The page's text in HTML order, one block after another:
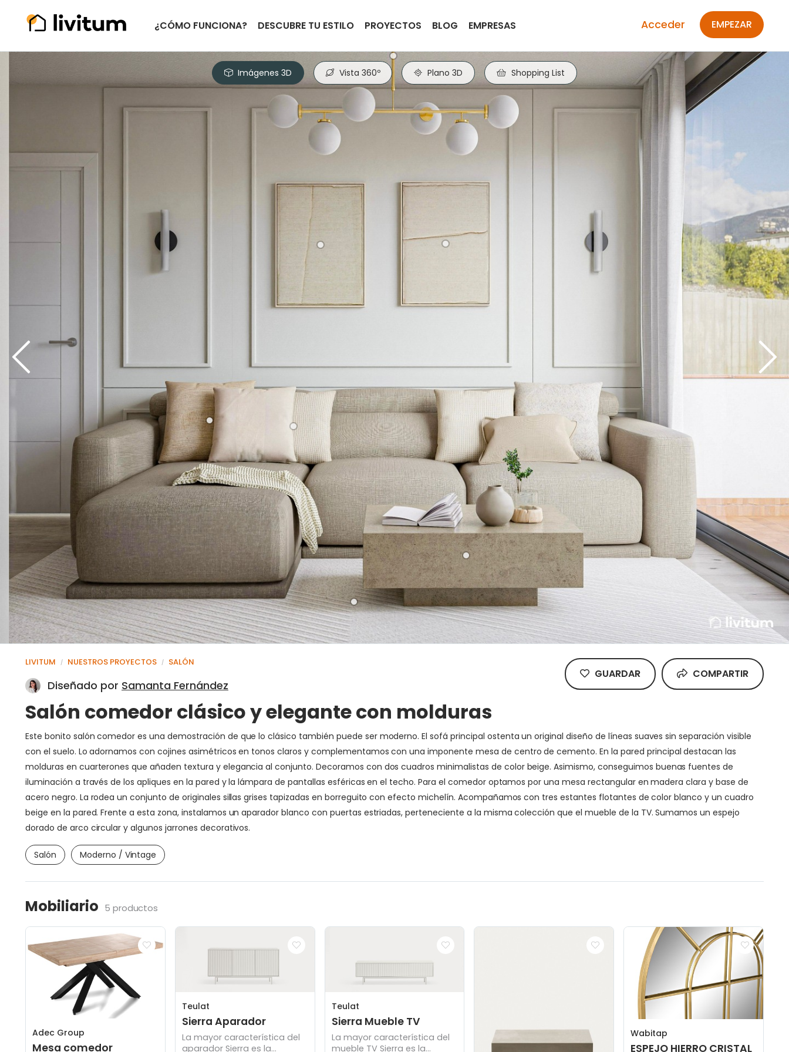
¿CÓMO FUNCIONA? DESCUBRE TU ESTILO PROYECTOS BLOG EMPRESAS EMPEZAR
Acceder
Imágenes 3D Vista 360º Plano 3D Shopping List
LIVITUM / NUESTROS PROYECTOS / SALÓN
Diseñado por Samanta Fernández
Salón comedor clásico y elegante con molduras
GUARDAR COMPARTIR
Este bonito salón comedor es una demostración de que lo clásico también puede ser moderno. El sofá principal ostenta un original diseño de líneas suaves sin separación visible
con el suelo. Lo adornamos con cojines asimétricos en tonos claros y complementamos con una imponente mesa de centro de cemento. En la pared principal destacan las
molduras en cuarterones que añaden textura y elegancia al conjunto. Decoramos con dos cuadros minimalistas de color beige. Asimismo, conseguimos buenas fuentes de
iluminación a través de los apliques en la pared y la lámpara de pantallas esféricas en el techo. Para el comedor optamos por una mesa rectangular en madera clara y base de
acero negro. La rodea un conjunto de originales sillas grises tapizadas en borreguito con efecto michelín. Acompañamos con tres estantes flotantes de color blanco y un cuadro
beige en la pared. Frente a esta zona, instalamos un aparador blanco con puertas estriadas, perteneciente a la misma colección que el mueble de la TV. Sumamos un espejo
dorado de arco circular y algunos jarrones decorativos.
Salón Moderno / Vintage
Mobiliario 5 productos
Adec Group
Mesa comedor
Teulat
Sierra Aparador
La mayor característica del
aparador Sierra es la
Teulat
Sierra Mueble TV
La mayor característica del
mueble TV Sierra es la
Wabitap
ESPEJO HIERRO CRISTAL